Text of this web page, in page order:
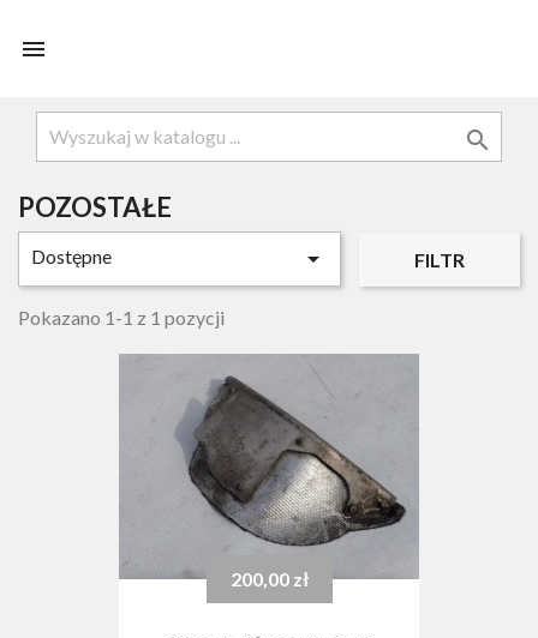


POZOSTAŁE
Dostępne  FILTR
Pokazano 1-1 z 1 pozycji
Cena200,00 zł